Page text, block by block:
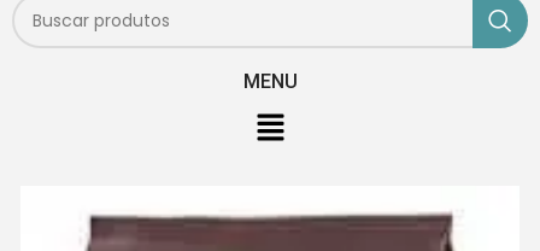
MENU